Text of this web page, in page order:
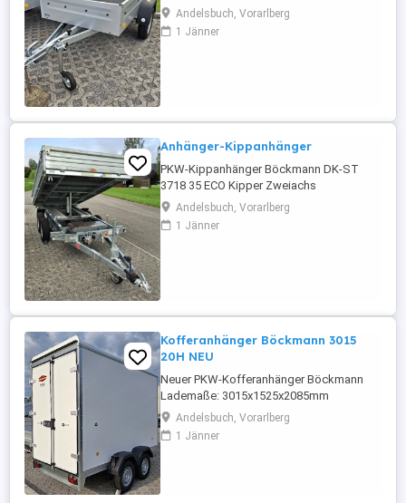
Ungebremst Kann von einer Person
mühelos rangiert werden. Gesamtgewicht
750 kg Nutzlast 635 kg Lademaß
Andelsbuch, Vorarlberg
1 Jänner
Anhänger-Kippanhänger
PKW-Kippanhänger Böckmann DK-ST
3718 35 ECO Kipper Zweiachs
Gesamtgewicht 3500 kg Lademaße LxBxH
3740x1800x365mm Robuste
Stahlbordwände, Bordwände klappbar
Andelsbuch, Vorarlberg
1 Jänner
Kofferanhänger Böckmann 3015
20H NEU
Neuer PKW-Kofferanhänger Böckmann
Lademaße: 3015x1525x2085mm
Gesamtgewicht: 2000 kg Nutzlast: 1437
kg
Andelsbuch, Vorarlberg
1 Jänner